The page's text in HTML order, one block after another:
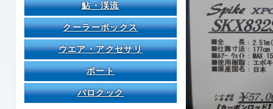
鮎・渓流
クーラーボックス
ウエア・アクセサリ
ボート
バロクック